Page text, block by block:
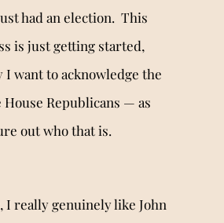
had an election. This
is just getting started,
I want to acknowledge the
Republicans — as
out who that is.
I really genuinely like John